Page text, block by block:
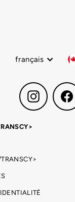
français
Instagram